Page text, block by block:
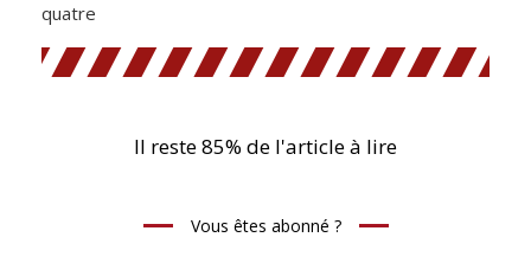
quatre
Il reste 85% de l'article à lire
Vous êtes abonné ?